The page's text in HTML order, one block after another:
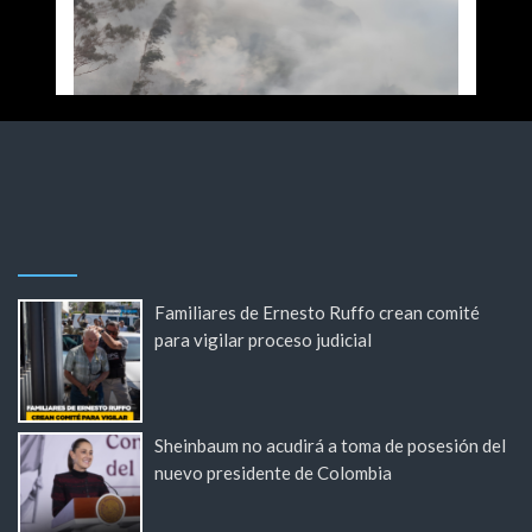
Familiares de Ernesto Ruffo crean comité
para vigilar proceso judicial
Sheinbaum no acudirá a toma de posesión del
nuevo presidente de Colombia